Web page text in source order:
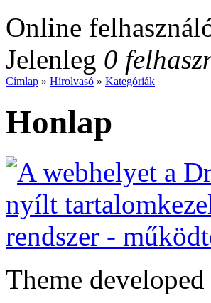
Online
Jelenleg 0
Címlap » Hírolvasó » Kategóriák
Honlap
Theme